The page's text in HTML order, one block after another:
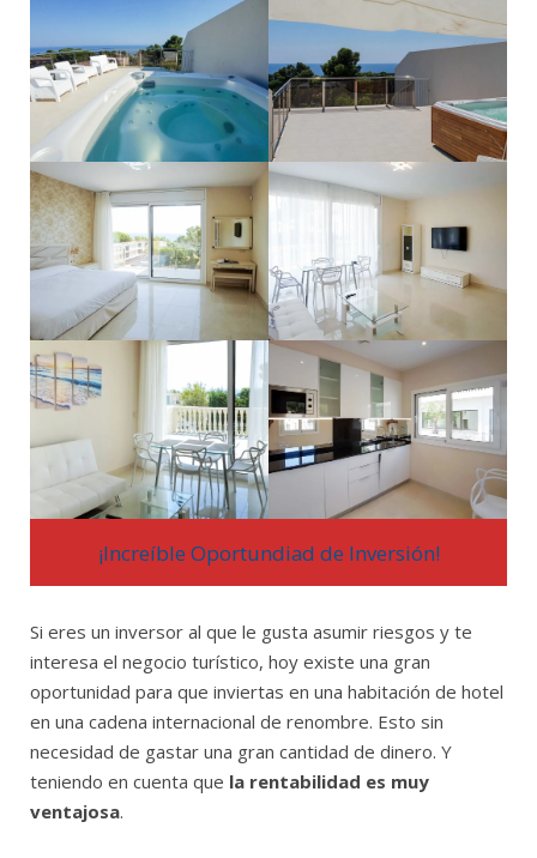
¡Increíble Oportundiad de Inversión!
Si eres un inversor al que le gusta asumir riesgos y te
interesa el negocio turístico, hoy existe una gran
oportunidad para que inviertas en una habitación de hotel
en una cadena internacional de renombre. Esto sin
necesidad de gastar una gran cantidad de dinero. Y
teniendo en cuenta que la rentabilidad es muy
ventajosa.